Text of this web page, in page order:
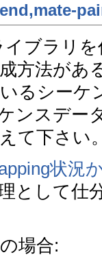
ブラリ
方法が
るシーケ
ンスデー
て下さい
状況
として
場合: